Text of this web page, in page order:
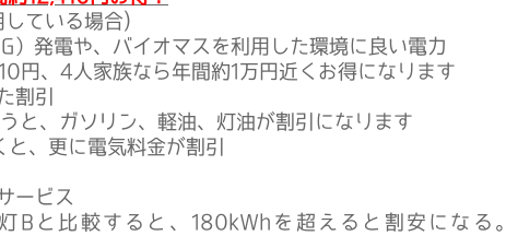
ている場合)
）発電や、バイオマスを利用した環境に良い電力
円、4人家族なら年間約1万円近くお得になります
割引
うと、ガソリン、軽油、灯油が割引になります
、更に電気料金が割引
ービス
Bと比較すると、180kWhを超えると割安になる。